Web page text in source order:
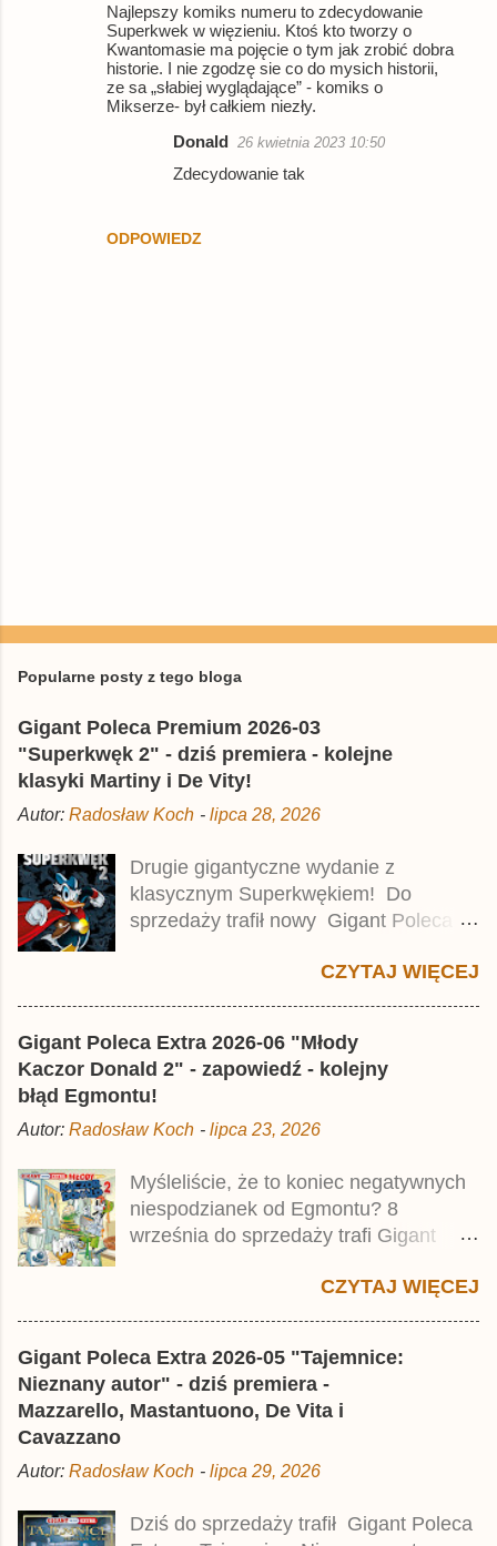
Najlepszy komiks numeru to zdecydowanie
Superkwek w więzieniu. Ktoś kto tworzy o
Kwantomasie ma pojęcie o tym jak zrobić dobra
historie. I nie zgodzę sie co do mysich historii,
ze sa „słabiej wyglądające” - komiks o
Mikserze- był całkiem niezły.
ODPOWIEDZ
Donald 26 kwietnia 2023 10:50
Zdecydowanie tak
e
i
j
o
m
e
t
a
r
z
Popularne posty z tego bloga
Gigant Poleca Premium 2026-03
"Superkwęk 2" - dziś premiera - kolejne
klasyki Martiny i De Vity!
Autor: Radosław Koch - lipca 28, 2026
Drugie gigantyczne wydanie z
klasycznym Superkwękiem! Do
sprzedaży trafił nowy Gigant Poleca
Jest to kolejny 624-stronicowy tom z
wynosi 49,99 zł i zamówicie go także z
rabatem na Egmont.pl . Za przekład
odpowiadał Jacek Drewnowski.
Publikacja jest przedrukiem drugiego
Taschenbuch Phantomias Collection ,
który trafił do sprzedaży pod koniec
2025 roku.
CZYTAJ WIĘCEJ
Gigant Poleca Extra 2026-06 "Młody
Kaczor Donald 2" - zapowiedź - kolejny
błąd Egmontu!
Autor: Radosław Koch - lipca 23, 2026
Myśleliście, że to koniec negatywnych
niespodzianek od Egmontu? 8
września do sprzedaży trafi Gigant
Jednak wbrew temu, na co wskazuje
młodego Kaczora Donalda i jego
przyjaciół, lecz prawdopodobnie znajdą
się tam opowieści z wydań 9-10 .
kosztowała 37,99 zł. W środku znajdą
Taschenbuch Young Comics, które
CZYTAJ WIĘCEJ
Gigant Poleca Extra 2026-05 "Tajemnice:
Nieznany autor" - dziś premiera -
Mazzarello, Mastantuono, De Vita i
Cavazzano
Autor: Radosław Koch - lipca 29, 2026
Dziś do sprzedaży trafił Gigant Poleca